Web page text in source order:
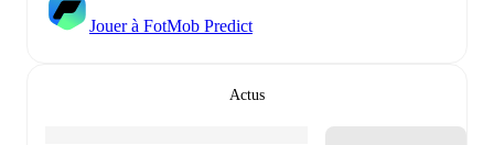
Jouer à FotMob Predict
Actus